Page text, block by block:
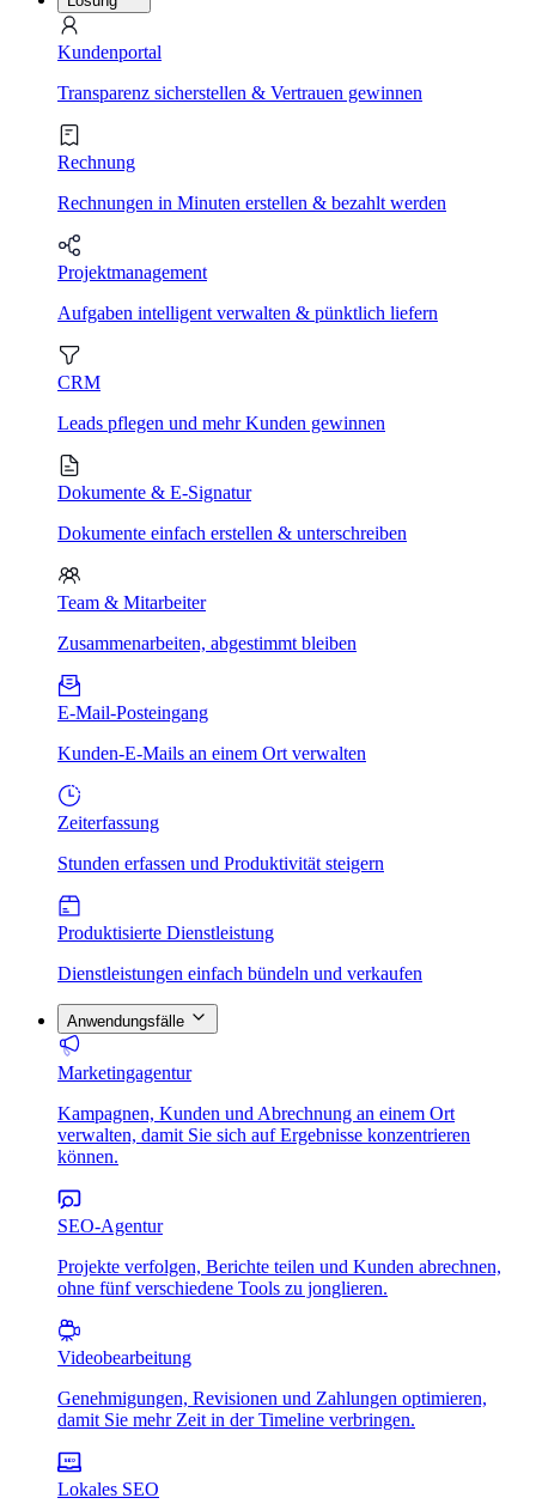
Kundenportal
Transparenz sicherstellen & Vertrauen gewinnen
Rechnung
Rechnungen in Minuten erstellen & bezahlt werden
Projektmanagement
Aufgaben intelligent verwalten & pünktlich liefern
CRM
Leads pflegen und mehr Kunden gewinnen
Dokumente & E-Signatur
Dokumente einfach erstellen & unterschreiben
Team & Mitarbeiter
Zusammenarbeiten, abgestimmt bleiben
E-Mail-Posteingang
Kunden-E-Mails an einem Ort verwalten
Zeiterfassung
Stunden erfassen und Produktivität steigern
Produktisierte Dienstleistung
Dienstleistungen einfach bündeln und verkaufen
Anwendungsfälle
Marketingagentur
Kampagnen, Kunden und Abrechnung an einem Ort
verwalten, damit Sie sich auf Ergebnisse konzentrieren
können.
SEO-Agentur
Projekte verfolgen, Berichte teilen und Kunden abrechnen,
ohne fünf verschiedene Tools zu jonglieren.
Videobearbeitung
Genehmigungen, Revisionen und Zahlungen optimieren,
damit Sie mehr Zeit in der Timeline verbringen.
Lokales SEO